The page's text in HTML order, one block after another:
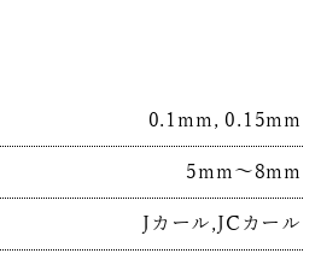
0.1mm, 0.15mm
5mm〜8mm
Jカール,JCカール